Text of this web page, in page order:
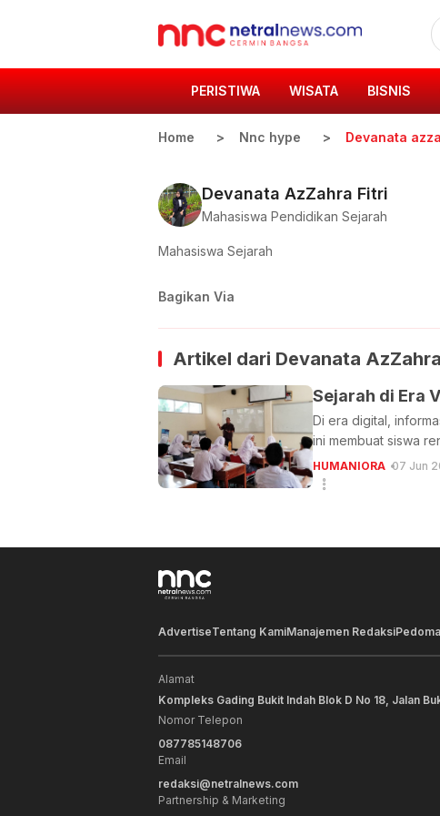
PERISTIWA WISATA BISNIS
Home Nnc hype Devanata
Devanata AzZahra Fitri
Mahasiswa Pendidikan Sejarah
Mahasiswa Sejarah
Bagikan Via
Artikel dari Devanata
Sejarah di Era
Di era digital,
ini membuat siswa
HUMANIORA 07 Jun
AdvertiseTentang KamiManajemen Redaksi
Alamat
Kompleks Gading Bukit Indah Blok D No 18, Jalan
Nomor Telepon
087785148706
Email
redaksi@netralnews.com
Partnership & Marketing